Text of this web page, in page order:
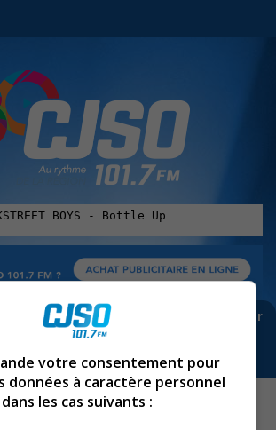
sur Facebook. Pour ne rien manquer
région, abonne-toi à notre infolettre :
votre consentement pour
données à caractère personnel
dans les cas suivants :